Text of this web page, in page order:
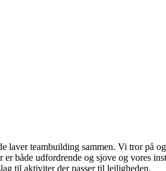
laver teambuilding sammen. Vi tror på
både udfordrende og sjove og vores
til aktiviter der passer til lejligheden.